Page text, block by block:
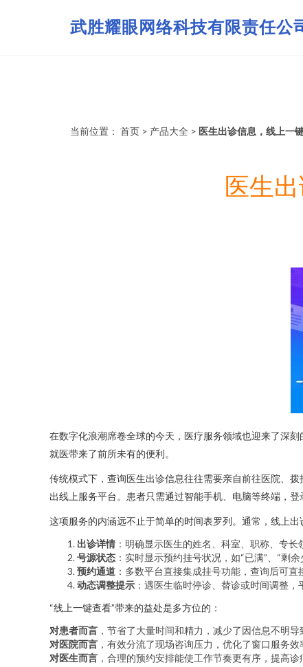
武胜耀眼网络科技有限责任公
当前位置： 首页 > 产品大全 > 医生出诊信息，线上一
医生
在数字化浪潮席卷全球的今天，医疗服务领域也迎来了深
就医带来了前所未有的便利。
传统模式下，查询医生出诊信息往往需要亲自前往医院、
出线上服务平台。患者只需通过智能手机、电脑等终端，
这项服务的内涵远不止于简单的时间表罗列。通常，线上
出诊详情 ：明确显示医生的姓名、科室、职称、专
号源状态 ：实时显示预约挂号状况，如“已满”、“剩
预约通道 ：多数平台直接集成挂号功能，查询后可
动态调整提示 ：遇医生临时停诊、替诊或时间调整
“线上一键查看”带来的益处是多方位的：
对患者而言 ，节省了大量时间和精力，减少了因信息不明
对医院而言 ，有效分流了现场咨询压力，优化了窗口服务
对医生而言 ，合理的预约安排能使工作节奏更有序，提高